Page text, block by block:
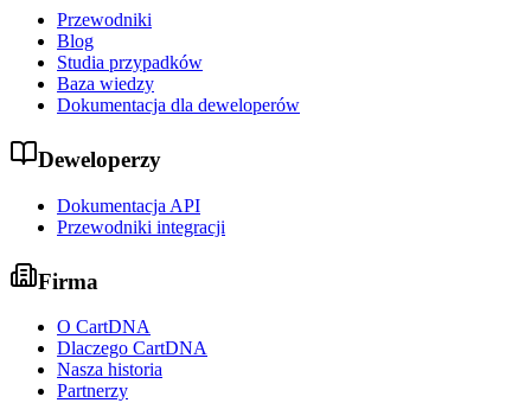
Przewodniki
Blog
Studia przypadków
Baza wiedzy
Dokumentacja dla deweloperów
Deweloperzy
Dokumentacja API
Przewodniki integracji
Firma
O CartDNA
Dlaczego CartDNA
Nasza historia
Partnerzy